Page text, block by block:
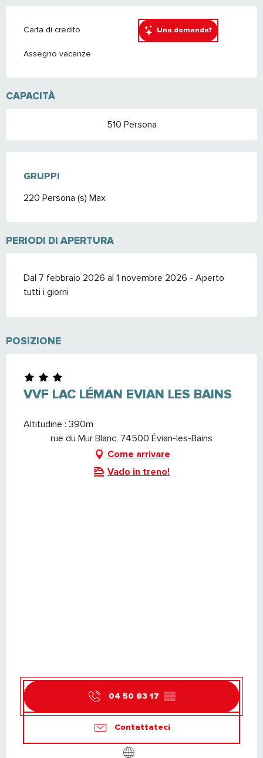
Una domanda?
Carta di credito
Assegno vacanze
CAPACITÀ
510 Persona
GRUPPI
GRUPPI
220 Persona (s) Max
PERIODI DI APERTURA
Dal 7 febbraio 2026 al 1 novembre 2026 - Aperto
tutti i giorni
POSIZIONE
VVF LAC LÉMAN EVIAN LES BAINS
Altitudine : 390m
rue du Mur Blanc, 74500 Évian-les-Bains
Come arrivare
Vado in treno!
04 50 83 17 ▒▒
Contattateci